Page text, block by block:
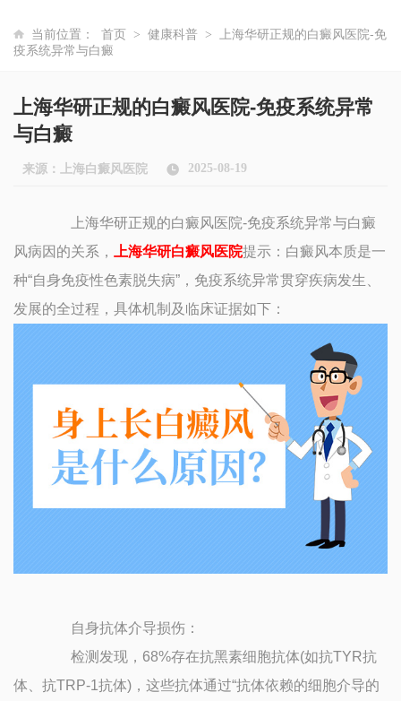
当前位置： 首页 > 健康科普 >
上海华研正规的白癜风医院-免
疫系统异常与白癜
上海华研正规的白癜风医院-免疫系统异常
与白癜
来源： 上海白癜风医院 2025-08-19
上海华研正规的白癜风医院-免疫系统异常与白癜
风病因的关系，
上海华研白癜风医院提示：白癜风本质是一
种“自身免疫性色素脱失病”，免疫系统异常贯穿疾病发生、
发展的全过程，具体机制及临床证据如下：
自身抗体介导损伤：
检测发现，68%存在抗黑素细胞抗体(如抗TYR抗
体、抗TRP-1抗体)，这些抗体通过“抗体依赖的细胞介导的